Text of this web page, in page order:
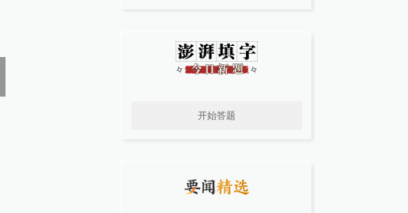
开始答题